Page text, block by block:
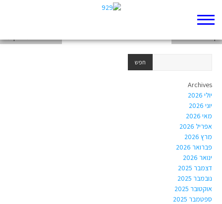
Archives
יולי 2026
יוני 2026
מאי 2026
אפריל 2026
מרץ 2026
פברואר 2026
ינואר 2026
דצמבר 2025
נובמבר 2025
אוקטובר 2025
ספטמבר 2025